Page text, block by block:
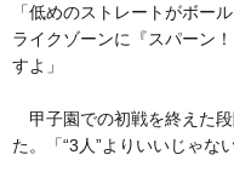
「低めのストレートがボー
ライクゾーンに『スパーン
すよ」
甲子園での初戦を終えた
た。「“3人”よりいいじゃな